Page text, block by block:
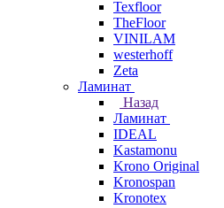
Texfloor
TheFloor
VINILAM
westerhoff
Zeta
Ламинат
Назад
Ламинат
IDEAL
Kastamonu
Krono Original
Kronospan
Kronotex